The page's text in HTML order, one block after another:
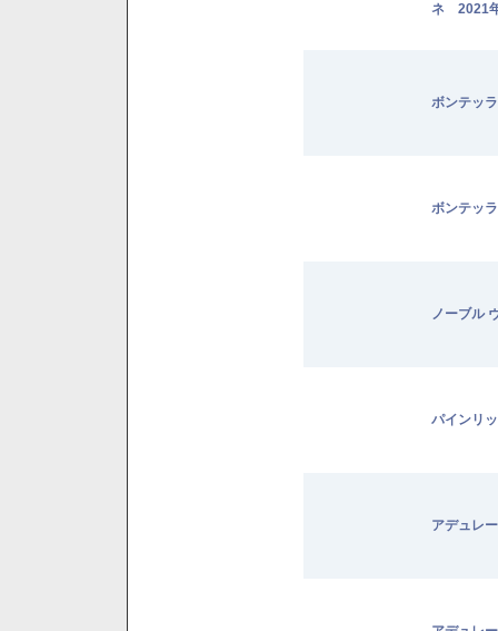
ネ 2021
ボンテッ
ボンテッ
ノーブル
パインリ
アデュレ